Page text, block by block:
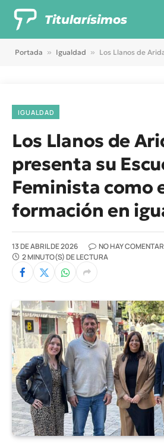
Titularísimos
Portada » Igualdad » Los Llanos de Aridane presenta su
IGUALDAD
Los Llanos de
presenta su
Feminista como
formación en
13 DE ABRIL DE 2026
NO HAY
2 MINUTO(S) DE LECTURA